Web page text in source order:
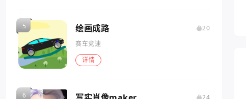
绘画成路
20
赛车竞速
详情